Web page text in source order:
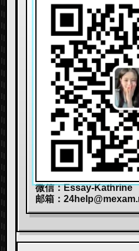
微信：Essay-Kathrine
邮箱：